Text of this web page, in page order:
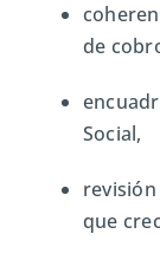
de
Social,
que